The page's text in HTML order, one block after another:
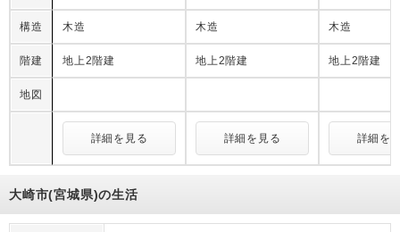
構造 木造 木造 木造
階建 地上2階建 地上2階建 地上2階建
地図
詳細を見る 詳細を見る 詳細を
大崎市(宮城県)の生活